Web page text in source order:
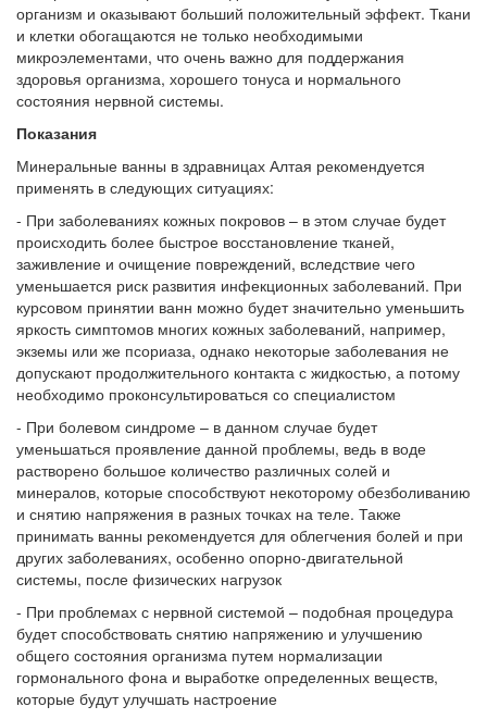
организм и оказывают больший положительный эффект. Ткани
и клетки обогащаются не только необходимыми
микроэлементами, что очень важно для поддержания
здоровья организма, хорошего тонуса и нормального
состояния нервной системы.
Показания
Минеральные ванны в здравницах Алтая рекомендуется
применять в следующих ситуациях:
- При заболеваниях кожных покровов – в этом случае будет
происходить более быстрое восстановление тканей,
заживление и очищение повреждений, вследствие чего
уменьшается риск развития инфекционных заболеваний. При
курсовом принятии ванн можно будет значительно уменьшить
яркость симптомов многих кожных заболеваний, например,
экземы или же псориаза, однако некоторые заболевания не
допускают продолжительного контакта с жидкостью, а потому
необходимо проконсультироваться со специалистом
- При болевом синдроме – в данном случае будет
уменьшаться проявление данной проблемы, ведь в воде
растворено большое количество различных солей и
минералов, которые способствуют некоторому обезболиванию
и снятию напряжения в разных точках на теле. Также
принимать ванны рекомендуется для облегчения болей и при
других заболеваниях, особенно опорно-двигательной
системы, после физических нагрузок
- При проблемах с нервной системой – подобная процедура
будет способствовать снятию напряжению и улучшению
общего состояния организма путем нормализации
гормонального фона и выработке определенных веществ,
которые будут улучшать настроение